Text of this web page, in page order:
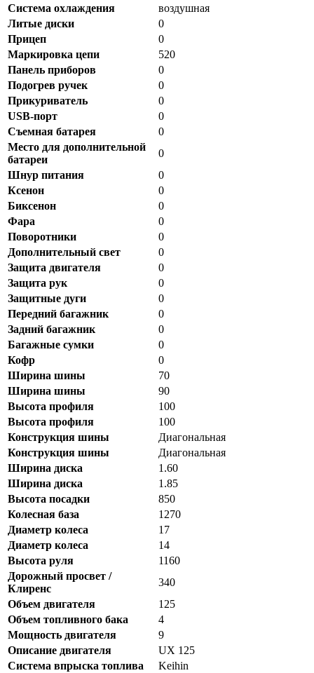
Система охлаждения
воздушная
Литые диски
0
Прицеп
0
Маркировка цепи
520
Панель приборов
0
Подогрев ручек
0
Прикуриватель
0
USB-порт
0
Съемная батарея
0
Место для дополнительной
батареи
0
Шнур питания
0
Ксенон
0
Биксенон
0
Фара
0
Поворотники
0
Дополнительный свет
0
Защита двигателя
0
Защита рук
0
Защитные дуги
0
Передний багажник
0
Задний багажник
0
Багажные сумки
0
Кофр
0
Ширина шины
70
Ширина шины
90
Высота профиля
100
Высота профиля
100
Конструкция шины
Диагональная
Конструкция шины
Диагональная
Ширина диска
1.60
Ширина диска
1.85
Высота посадки
850
Колесная база
1270
Диаметр колеса
17
Диаметр колеса
14
Высота руля
1160
Дорожный просвет /
Клиренс
340
Объем двигателя
125
Объем топливного бака
4
Мощность двигателя
9
Описание двигателя
UX 125
Система впрыска топлива
Keihin